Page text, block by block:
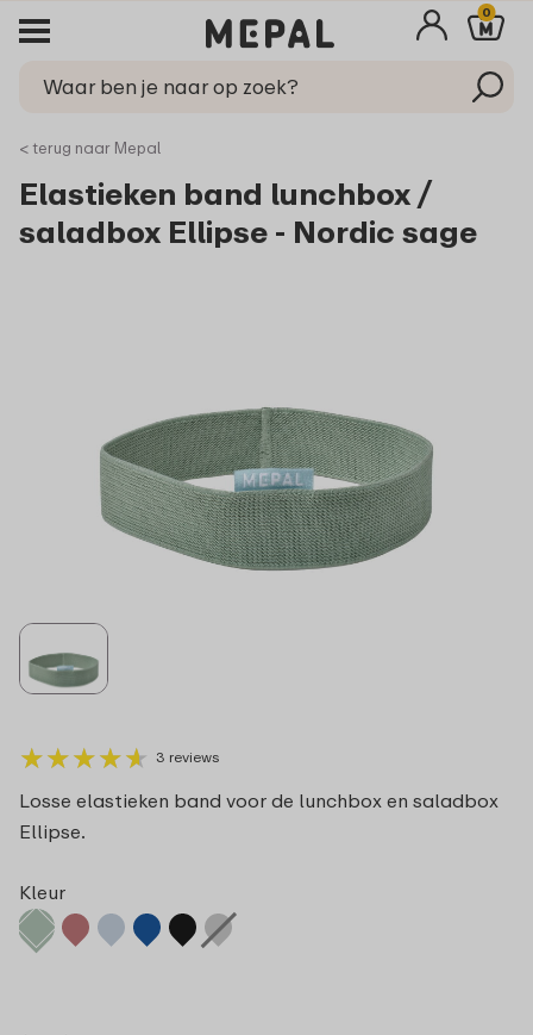
0
< terug naar Mepal
Elastieken band lunchbox /
saladbox Ellipse - Nordic sage
★★★★★
★★★★★ 3 reviews
Losse elastieken band voor de lunchbox en saladbox
Ellipse.
Kleur